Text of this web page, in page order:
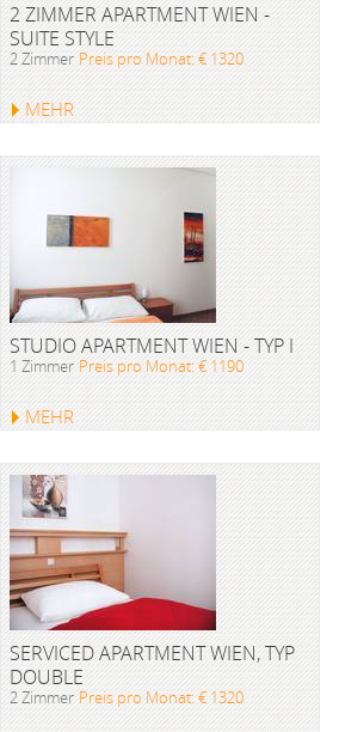
2 ZIMMER APARTMENT WIEN -
SUITE STYLE
2 Zimmer Preis pro Monat: € 1320
MEHR
STUDIO APARTMENT WIEN - TYP I
1 Zimmer Preis pro Monat: € 1190
MEHR
SERVICED APARTMENT WIEN, TYP
DOUBLE
2 Zimmer Preis pro Monat: € 1320